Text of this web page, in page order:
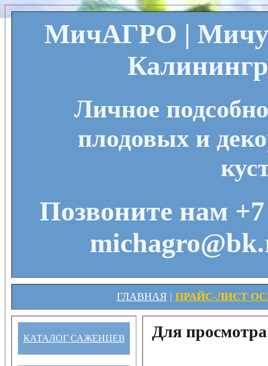
МичАГРО |
Личное
плодовых и
Позвоните нам
ГЛАВНАЯ| ПРАЙС-ЛИСТ
КАТАЛОГ САЖЕНЦЕВ Для